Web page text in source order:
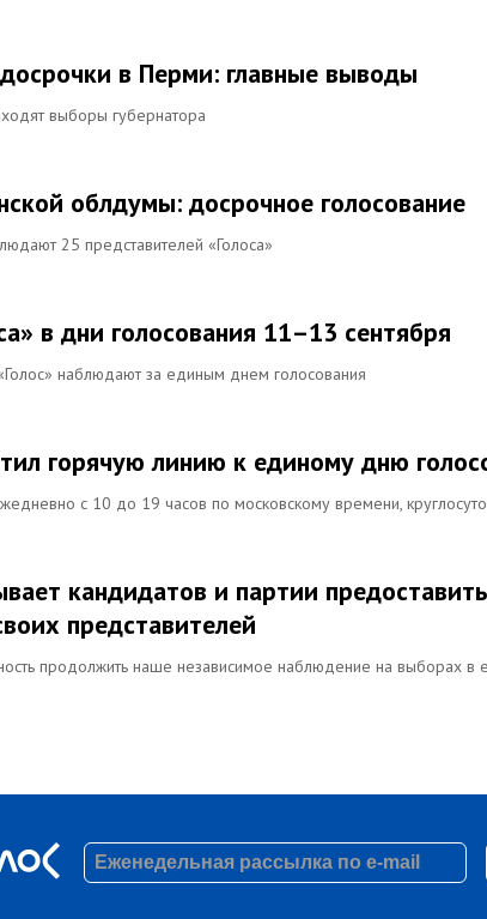
в Перми: главные выводы
выборы губернатора
облдумы: досрочное голосование
25 представителей «Голоса»
в дни голосования 11–13 сентября
наблюдают за единым днем голосования
горячую линию к единому дню
с 10 до 19 часов по московскому времени,
кандидатов и партии
представителей
продолжить наше независимое наблюдение на выборах в